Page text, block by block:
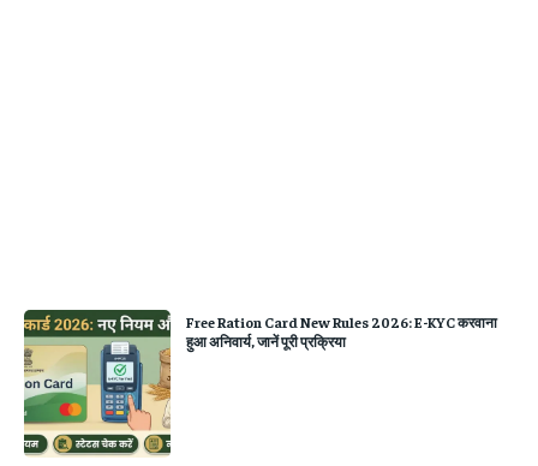
Free Ration Card New Rules 2026: E-KYC करवाना
हुआ अनिवार्य, जानें पूरी प्रक्रिया